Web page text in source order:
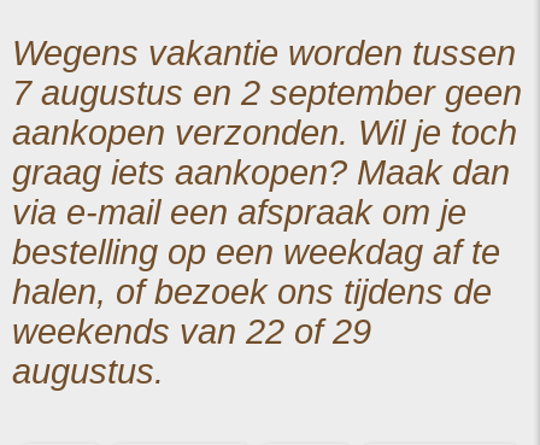
Wegens vakantie worden tussen
7 augustus en 2 september geen
aankopen verzonden. Wil je toch
graag iets aankopen? Maak dan
via e-mail een afspraak om je
bestelling op een weekdag af te
halen, ofbezoek ons tijdens de
weekends van 22 of 29
augustus.